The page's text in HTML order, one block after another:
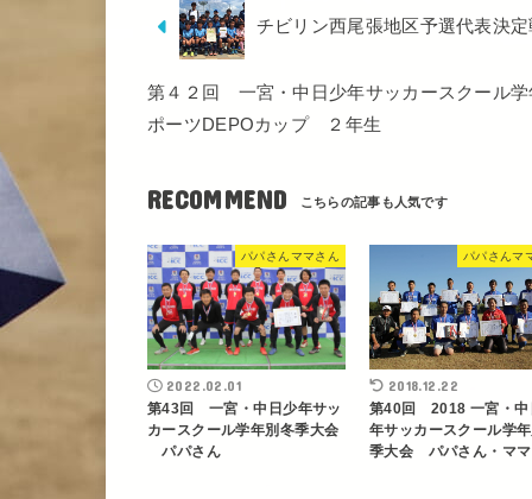
チビリン西尾張地区予選代表決
第４２回 一宮・中日少年サッカースクール
ポーツDEPOカップ ２年生
RECOMMEND
パパさんママさん
2022.02.01
第43回 一宮・中日少年サッ
カースクール学年別冬季大会
パパさん
パパさんマ
2018.12.22
第40回 2018 一宮・中
年サッカースクール学
季大会 パパさん・マ